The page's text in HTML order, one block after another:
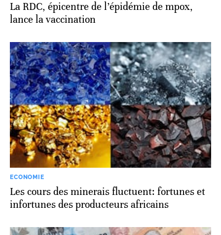
La RDC, épicentre de l’épidémie de mpox,
lance la vaccination
ECONOMIE
Les cours des minerais fluctuent: fortunes et
infortunes des producteurs africains